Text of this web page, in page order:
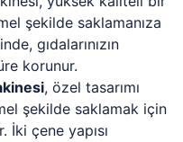
şekilde saklamanıza
gıdalarınızın
korunur.
, özel tasarımı
şekilde saklamak için
çene yapısı